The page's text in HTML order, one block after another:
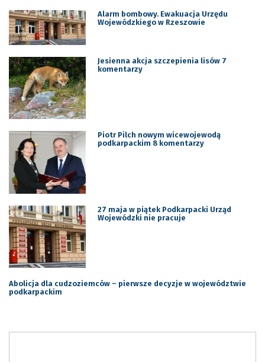
Alarm bombowy. Ewakuacja Urzędu
Wojewódzkiego w Rzeszowie
Jesienna akcja szczepienia lisów 7
komentarzy
Piotr Pilch nowym wicewojewodą
podkarpackim 8 komentarzy
27 maja w piątek Podkarpacki Urząd
Wojewódzki nie pracuje
Abolicja dla cudzoziemców – pierwsze decyzje w województwie
podkarpackim